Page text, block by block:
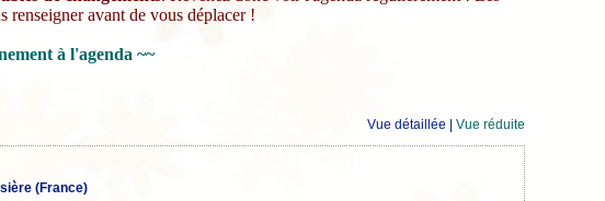
renseigner avant de vous déplacer !
à l'agenda ~~
Vue détaillée | Vue réduite
(France)